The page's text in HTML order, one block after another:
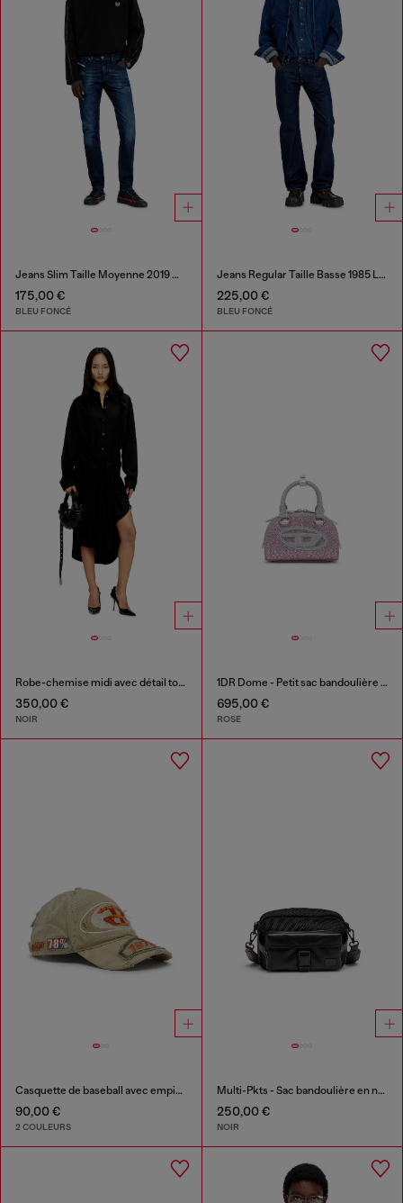
Jeans Slim Taille Moyenne 2019 D-Strukt
175,00 €
BLEU FONCÉ
Jeans Regular Taille Basse 1985 Larkee
225,00 €
BLEU FONCÉ
Robe-chemise midi avec détail torsadé
350,00 €
NOIR
1DR Dome - Petit sac bandoulière en Lurex cristal
695,00 €
ROSE
Casquette de baseball avec empiècements brodés
90,00 €
2 COULEURS
Multi-Pkts - Sac bandoulière en nylon avec poche à rabat
250,00 €
NOIR